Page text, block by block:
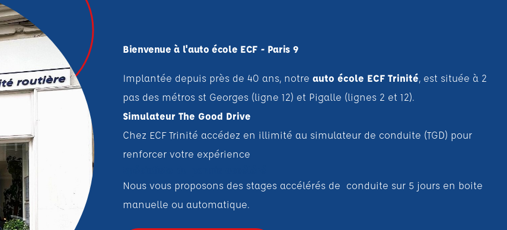
Bienvenue à l'auto école ECF - Paris 9
Implantée depuis près de 40 ans, notre auto école ECF Trinité, est située à 2
pas des métros st Georges (ligne 12) et Pigalle (lignes 2 et 12).
Simulateur The Good Drive
Chez ECF Trinité accédez en illimité au simulateur de conduite (TGD) pour
renforcer votre expérience
Nous vous proposons des stages accélérés de conduite sur 5 jours en boite
manuelle ou automatique.